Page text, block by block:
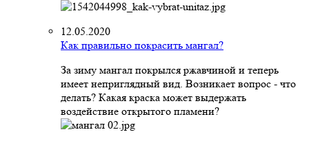
12.05.2020
Как правильно покрасить мангал?
За зиму мангал покрылся ржавчиной и теперь
имеет неприглядный вид. Возникает вопрос - что
делать? Какая краска может выдержать
воздействие открытого пламени?